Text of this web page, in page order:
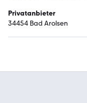
Privatanbieter
34454 Bad Arolsen